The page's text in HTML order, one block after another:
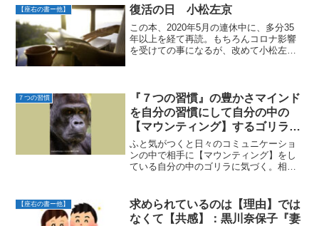
隠れている共通の大きな構造や仕組み”を
知る事のワクワクする...
【座右の書ー他】 復活の日 小松左京
この本、2020年5月の連休中に、多分35
年以上を経て再読。もちろんコロナ影響
を受けての事になるが、改めて小松左京
ベストは「果てしな...
７つの習慣
『７つの習慣』の豊かさマインド
を自分の習慣にして自分の中の
【マウンティング】するゴリラを
退治
ふと気がつくと日々のコミュニケーショ
ンの中で相手に【マウンティング】をし
ている自分の中のゴリラに気づく。相手
と結局コミュニケーションは成り立たな
い。自分の中の【マウンテ...
【座右の書ー他】
求められているのは【理由】では
なくて【共感】：黒川奈保子『妻